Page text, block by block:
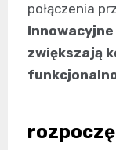
połączenia
zwiększają